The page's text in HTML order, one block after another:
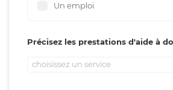
Un emploi
Précisez les prestations d'aide à
choisissez un service